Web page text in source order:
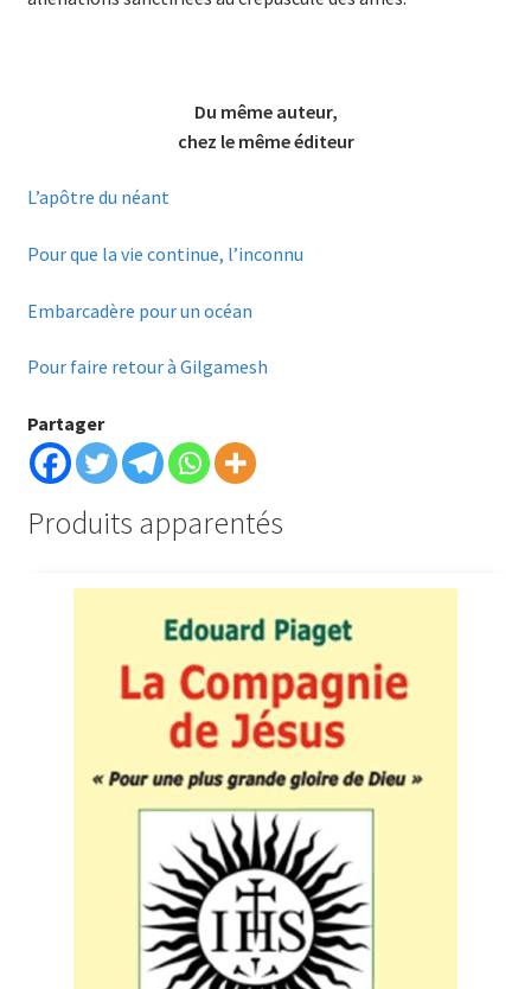
Du même auteur,
chez le même éditeur
L’apôtre du néant
Pour que la vie continue, l’inconnu
Embarcadère pour un océan
Pour faire retour à Gilgamesh
Partager
Produits apparentés